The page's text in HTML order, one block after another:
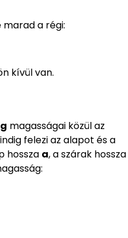
a régi:
kívül van.
magasságai közül az
felezi az alapot és a
hossza a, a szárak hossza